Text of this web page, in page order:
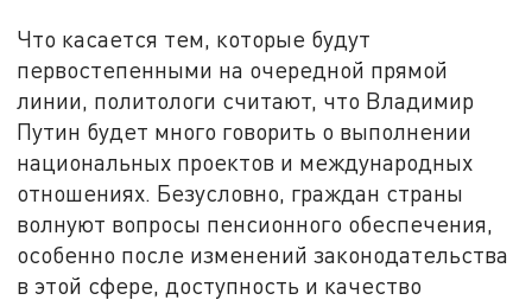
Что касается тем, которые будут
первостепенными на очередной прямой
линии, политологи считают, что Владимир
Путин будет много говорить о выполнении
национальных проектов и международных
отношениях. Безусловно, граждан страны
волнуют вопросы пенсионного обеспечения,
особенно после изменений законодательства
в этой сфере, доступность и качество